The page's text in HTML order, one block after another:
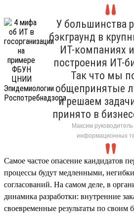
У большинства
бэкграунд в
ИТ-компаниях
построения ИТ-
Так что мы
общепринятые
и решаем
принято в
Максим
информационных
Самое частое опасение кандидатов
процессы будут медленными,
согласований. На самом деле, в
динамика разработки: внутренние
своевременные результаты по